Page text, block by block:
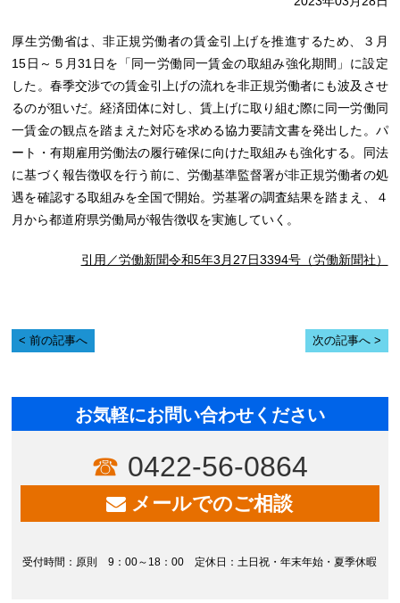
厚生労働省は、非正規労働者の賃金引上げを推進するため、３月
15日～５月31日を「同一労働同一賃金の取組み強化期間」に設定
した。春季交渉での賃金引上げの流れを非正規労働者にも波及させ
るのが狙いだ。経済団体に対し、賃上げに取り組む際に同一労働同
一賃金の観点を踏まえた対応を求める協力要請文書を発出した。パ
ート・有期雇用労働法の履行確保に向けた取組みも強化する。同法
に基づく報告徴収を行う前に、労働基準監督署が非正規労働者の処
遇を確認する取組みを全国で開始。労基署の調査結果を踏まえ、４
月から都道府県労働局が報告徴収を実施していく。
引用／労働新聞令和5年3月27日3394号（労働新聞社）
前の記事へ 次の記事へ
お気軽にお問い合わせください
0422-56-0864
メールでのご相談
受付時間：原則 9：00～18：00 定休日：土日祝・年末年始・夏季休暇